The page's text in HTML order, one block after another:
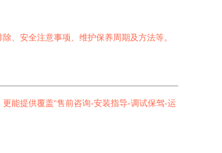
、安全注意事项、维护保养周期及方法等。
能提供覆盖“售前咨询-安装指导-调试保驾-运